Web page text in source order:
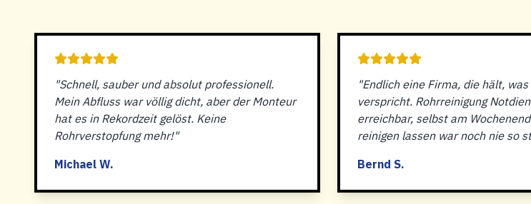
"Schnell, sauber und absolut professionell.
Mein Abfluss war völlig dicht, aber der Monteur
hat es in Rekordzeit gelöst. Keine
Rohrverstopfung mehr!"
Michael W.
"Endlich eine Firma, die hält, was
verspricht. Rohrreinigung
erreichbar, selbst am
reinigen lassen war noch nie so
Bernd S.